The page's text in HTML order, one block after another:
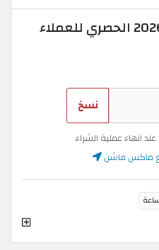
كود خصم ماكس أروى 2026 الحصري للعملاء
نسخ
انهاء عملية الشراء
ماكس فاشن